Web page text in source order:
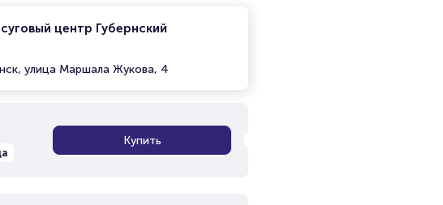
центр Губернский
улица Маршала Жукова, 4
Купить